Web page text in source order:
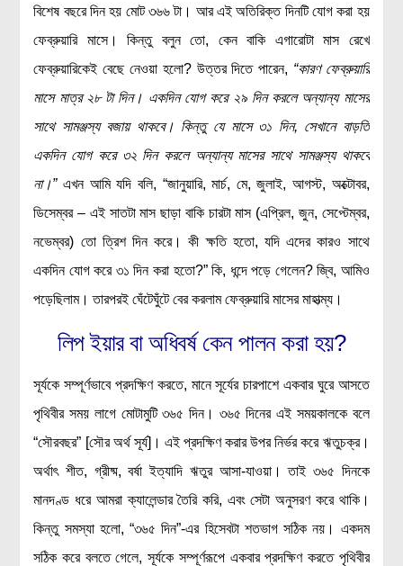
বিশেষ পাতা
টাইমলাইন
প্রশ্নমালা
লেখকদের আঙিনা
প্রবেশ
নিবন্ধন
আপনার প্রোফাইল
তথ্য ও যোগাযোগ
বিজ্ঞানযাত্রা ম্যাগাজিন
বিজ্ঞানযাত্রা সংবাদ/বিজ্ঞপ্তি
লক্ষ্য ও উদ্দেশ্য
যোগাযোগ
বৈজ্ঞানিক কল্পকাহিনী
বিশেষ বছরে দিন হয় মোট ৩৬৬ টা। আর এই অতিরিক্ত দিনটি যোগ করা হয়
ফেব্রুয়ারি মাসে। কিন্তু বলুন তো, কেন বাকি এগারোটা মাস রেখে
ফেব্রুয়ারিকেই বেছে নেওয়া হলো? উত্তর দিতে পারেন, “কারণ ফেব্রুয়ারি
মাসে মাত্র ২৮ টা দিন। একদিন যোগ করে ২৯ দিন করলে অন্যান্য মাসের
সাথে সামঞ্জস্য বজায় থাকবে। কিন্তু যে মাসে ৩১ দিন, সেখানে বাড়তি
একদিন যোগ করে ৩২ দিন করলে অন্যান্য মাসের সাথে সামঞ্জস্য থাকবে
না।”এখন আমি যদি বলি, “জানুয়ারি, মার্চ, মে, জুলাই, আগস্ট, অক্টোবর,
ডিসেম্বর – এই সাতটা মাস ছাড়া বাকি চারটা মাস (এপ্রিল, জুন, সেপ্টেম্বর,
নভেম্বর) তো ত্রিশ দিন করে। কী ক্ষতি হতো, যদি এদের কারও সাথে
একদিন যোগ করে ৩১ দিন করা হতো?” কি, ধন্দে পড়ে গেলেন? জ্বি, আমিও
পড়েছিলাম। তারপরই ঘেঁটেঘুঁটে বের করলাম ফেব্রুয়ারি মাসের মাহাত্ম্য।
লিপ ইয়ার বা অধিবর্ষ কেন পালন করা হয়?
সূর্যকে সম্পূর্ণভাবে প্রদক্ষিণ করতে, মানে সূর্যের চারপাশে একবার ঘুরে আসতে
পৃথিবীর সময় লাগে মোটামুটি ৩৬৫ দিন। ৩৬৫ দিনের এই সময়কালকে বলে
“সৌরবছর” [সৌর অর্থ সূর্য]। এই প্রদক্ষিণ করার উপর নির্ভর করে ঋতুচক্র।
অর্থাৎ শীত, গ্রীষ্ম, বর্ষা ইত্যাদি ঋতুর আসা-যাওয়া। তাই ৩৬৫ দিনকে
মানদণ্ড ধরে আমরা ক্যালেন্ডার তৈরি করি, এবং সেটা অনুসরণ করে থাকি।
কিন্তু সমস্যা হলো, “৩৬৫ দিন”-এর হিসেবটা শতভাগ সঠিক নয়। একদম
সঠিক করে বলতে গেলে, সূর্যকে সম্পূর্ণরূপে একবার প্রদক্ষিণ করতে পৃথিবীর